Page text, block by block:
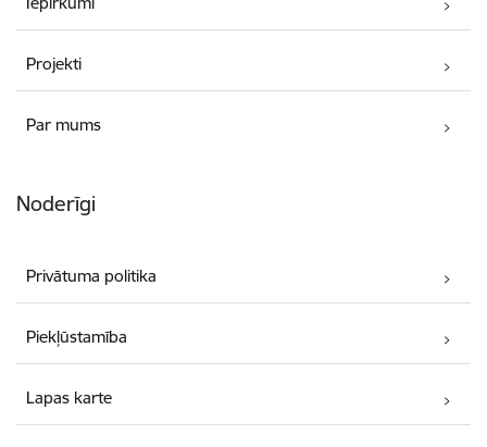
Projekti
Par mums
Noderīgi
Privātuma politika
Piekļūstamība
Lapas karte